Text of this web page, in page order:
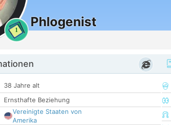
1
Phlogenist
38 Jahre alt
Ernsthafte Beziehung
Vereinigte Staaten von
Amerika